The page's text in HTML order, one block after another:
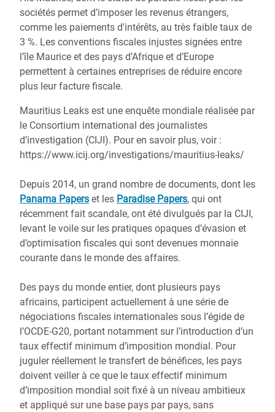
sociétés permet d’imposer les revenus étrangers,
comme les paiements d'intérêts, au très faible taux de
3 %. Les conventions fiscales injustes signées entre
l’île Maurice et des pays d’Afrique et d’Europe
permettent à certaines entreprises de réduire encore
plus leur facture fiscale.
Mauritius Leaks est une enquête mondiale réalisée par
le Consortium international des journalistes
d’investigation (CIJI). Pour en savoir plus, voir :
https://www.icij.org/investigations/mauritius-leaks/
Depuis 2014, un grand nombre de documents, dont les
Panama Papers et les Paradise Papers, qui ont
récemment fait scandale, ont été divulgués par la CIJI,
levant le voile sur les pratiques opaques d’évasion et
d’optimisation fiscales qui sont devenues monnaie
courante dans le monde des affaires.
Des pays du monde entier, dont plusieurs pays
africains, participent actuellement à une série de
négociations fiscales internationales sous l’égide de
l’OCDE-G20, portant notamment sur l’introduction d’un
taux effectif minimum d’imposition mondial. Pour
juguler réellement le transfert de bénéfices, les pays
doivent veiller à ce que le taux effectif minimum
d’imposition mondial soit fixé à un niveau ambitieux
et appliqué sur une base pays par pays, sans